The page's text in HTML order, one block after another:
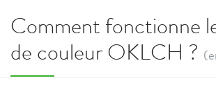
Comment fonctionne
de couleur OKLCH ?